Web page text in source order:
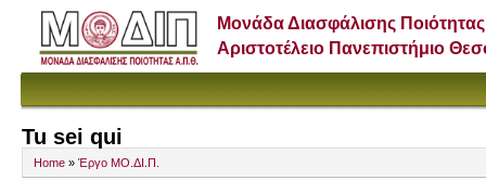
Μονάδα Διασφάλισης Ποιότητας
Αριστοτέλειο Πανεπιστήμιο
Tu sei qui
Home » Έργο ΜΟ.ΔΙ.Π.